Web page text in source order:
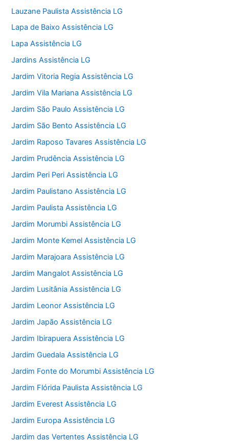
Lauzane Paulista Assistência LG
Lapa de Baixo Assistência LG
Lapa Assistência LG
Jardins Assistência LG
Jardim Vitoria Regia Assistência LG
Jardim Vila Mariana Assistência LG
Jardim São Paulo Assistência LG
Jardim São Bento Assistência LG
Jardim Raposo Tavares Assistência LG
Jardim Prudência Assistência LG
Jardim Peri Peri Assistência LG
Jardim Paulistano Assistência LG
Jardim Paulista Assistência LG
Jardim Morumbi Assistência LG
Jardim Monte Kemel Assistência LG
Jardim Marajoara Assistência LG
Jardim Mangalot Assistência LG
Jardim Lusitânia Assistência LG
Jardim Leonor Assistência LG
Jardim Japão Assistência LG
Jardim Ibirapuera Assistência LG
Jardim Guedala Assistência LG
Jardim Fonte do Morumbi Assistência LG
Jardim Flórida Paulista Assistência LG
Jardim Everest Assistência LG
Jardim Europa Assistência LG
Jardim das Vertentes Assistência LG